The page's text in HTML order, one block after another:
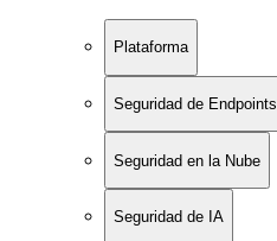
Plataforma
Seguridad de Endpoints
Seguridad en la Nube
Seguridad de IA